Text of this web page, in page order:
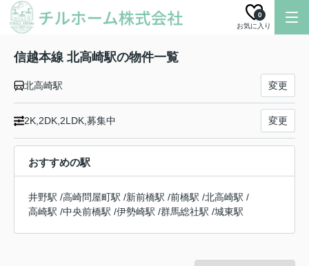
お気に入り
0
信越本線 北高崎駅の物件一覧
北高崎駅 変更
2K,2DK,2LDK,募集中 変更
おすすめの駅
井野駅 /高崎問屋町駅 /新前橋駅 /前橋駅 /北高崎駅 /
高崎駅 /中央前橋駅 /伊勢崎駅 /群馬総社駅 /城東駅